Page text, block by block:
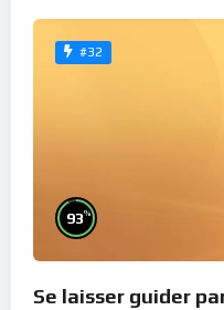
#32
93%
Se laisser guider